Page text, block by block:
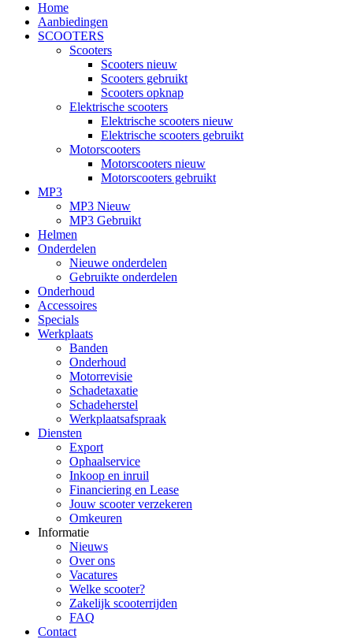
Home
Aanbiedingen
SCOOTERS
Scooters
Scooters nieuw
Scooters gebruikt
Scooters opknap
Elektrische scooters
Elektrische scooters nieuw
Elektrische scooters gebruikt
Motorscooters
Motorscooters nieuw
Motorscooters gebruikt
MP3
MP3 Nieuw
MP3 Gebruikt
Helmen
Onderdelen
Nieuwe onderdelen
Gebruikte onderdelen
Onderhoud
Accessoires
Specials
Werkplaats
Banden
Onderhoud
Motorrevisie
Schadetaxatie
Schadeherstel
Werkplaatsafspraak
Diensten
Export
Ophaalservice
Inkoop en inruil
Financiering en Lease
Jouw scooter verzekeren
Omkeuren
Informatie
Nieuws
Over ons
Vacatures
Welke scooter?
Zakelijk scooterrijden
FAQ
Contact